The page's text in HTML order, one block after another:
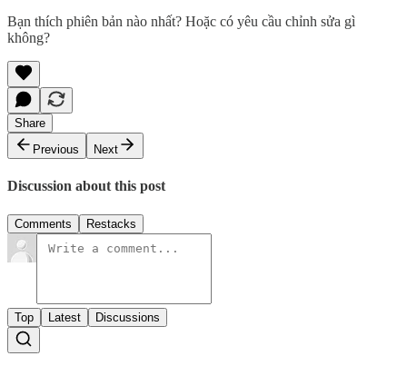
Bạn thích phiên bản nào nhất? Hoặc có yêu cầu chỉnh sửa gì
không?
Share
Previous
Next
Discussion about this post
Comments Restacks
Top Latest Discussions